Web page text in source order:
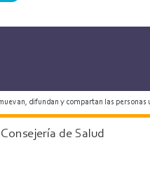
difundan y compartan las personas
de Salud